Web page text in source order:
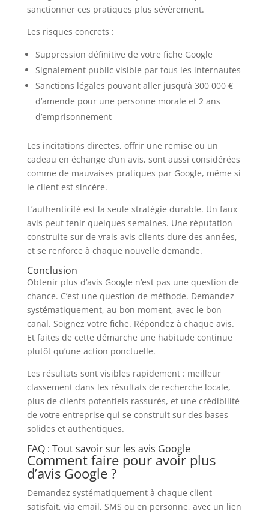
sanctionner ces pratiques plus sévèrement.
Les risques concrets :
Suppression définitive de votre fiche Google
Signalement public visible par tous les internautes
Sanctions légales pouvant aller jusqu’à 300 000 €
d’amende pour une personne morale et 2 ans
d’emprisonnement
Les incitations directes, offrir une remise ou un
cadeau en échange d’un avis, sont aussi considérées
comme de mauvaises pratiques par Google, même si
le client est sincère.
L’authenticité est la seule stratégie durable. Un faux
avis peut tenir quelques semaines. Une réputation
construite sur de vrais avis clients dure des années,
et se renforce à chaque nouvelle demande.
Conclusion
Obtenir plus d’avis Google n’est pas une question de
chance. C’est une question de méthode. Demandez
systématiquement, au bon moment, avec le bon
canal. Soignez votre fiche. Répondez à chaque avis.
Et faites de cette démarche une habitude continue
plutôt qu’une action ponctuelle.
Les résultats sont visibles rapidement : meilleur
classement dans les résultats de recherche locale,
plus de clients potentiels rassurés, et une crédibilité
de votre entreprise qui se construit sur des bases
solides et authentiques.
FAQ : Tout savoir sur les avis Google
Comment faire pour avoir plus
d’avis Google ?
Demandez systématiquement à chaque client
satisfait, via email, SMS ou en personne, avec un lien